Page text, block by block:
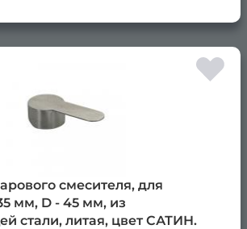
смесителя, для
мм, D - 45 мм, из
стали, литая, цвет САТИН.